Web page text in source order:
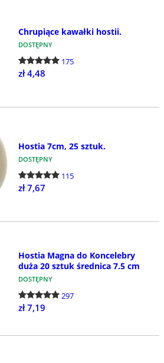
Chrupiące kawałki hostii.
DOSTĘPNY
175
zł 4,48
Hostia 7cm, 25 sztuk.
DOSTĘPNY
115
zł 7,67
Hostia Magna do Koncelebry
duża 20 sztuk średnica 7.5 cm
DOSTĘPNY
297
zł 7,19